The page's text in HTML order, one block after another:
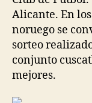
Alicante. En
noruego se
sorteo
conjunto
mejores.